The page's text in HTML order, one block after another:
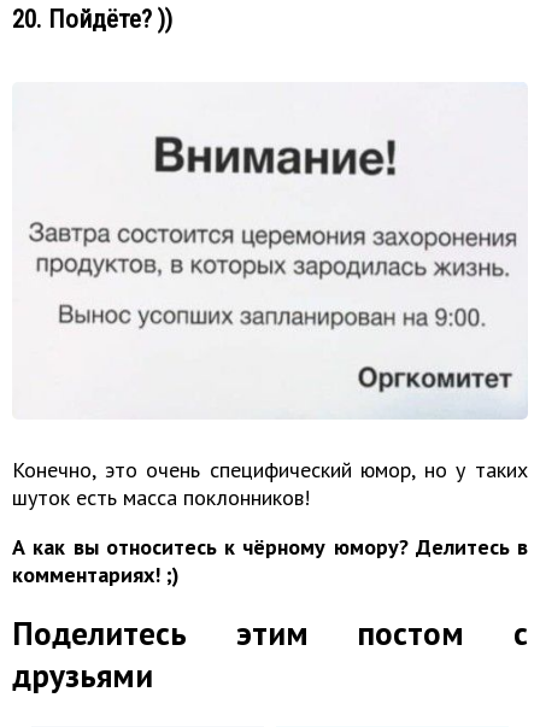
20. Пойдёте? ))
Конечно, это очень специфический юмор, но у таких
шуток есть масса поклонников!
А как вы относитесь к чёрному юмору? Делитесь в
комментариях! ;)
Поделитесь этим постом с
друзьями